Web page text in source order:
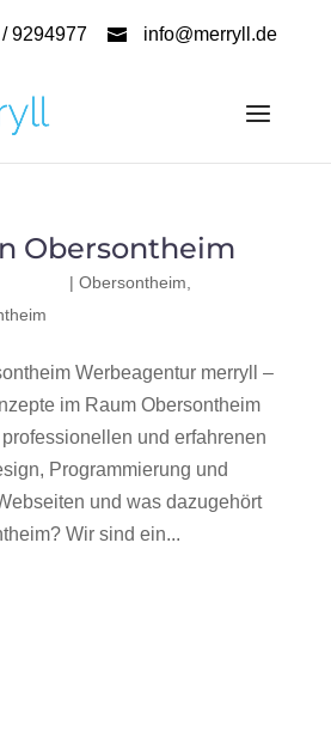
9294977 info@merryll.de
Obersontheim
| Obersontheim
Werbeagentur merryll –
im Raum Obersontheim
und erfahrenen
Programmierung und
und was dazugehört
Wir sind ein...